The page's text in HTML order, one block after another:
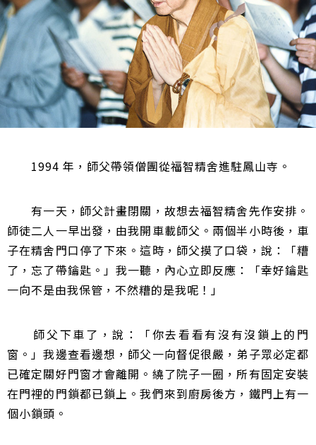
1994 年，師父帶領僧團從福智精舍進駐鳳山寺。
有一天，師父計畫閉關，故想去福智精舍先作安排。
師徒二人一早出發，由我開車載師父。兩個半小時後，車
子在精舍門口停了下來。這時，師父摸了口袋，說：「糟
了，忘了帶鑰匙。」我一聽，內心立即反應：「幸好鑰匙
一向不是由我保管，不然糟的是我呢！」
師父下車了，說：「你去看看有沒有沒鎖上的門
窗。」我邊查看邊想，師父一向督促很嚴，弟子眾必定都
已確定關好門窗才會離開。繞了院子一圈，所有固定安裝
在門裡的門鎖都已鎖上。我們來到廚房後方，鐵門上有一
個小鎖頭。